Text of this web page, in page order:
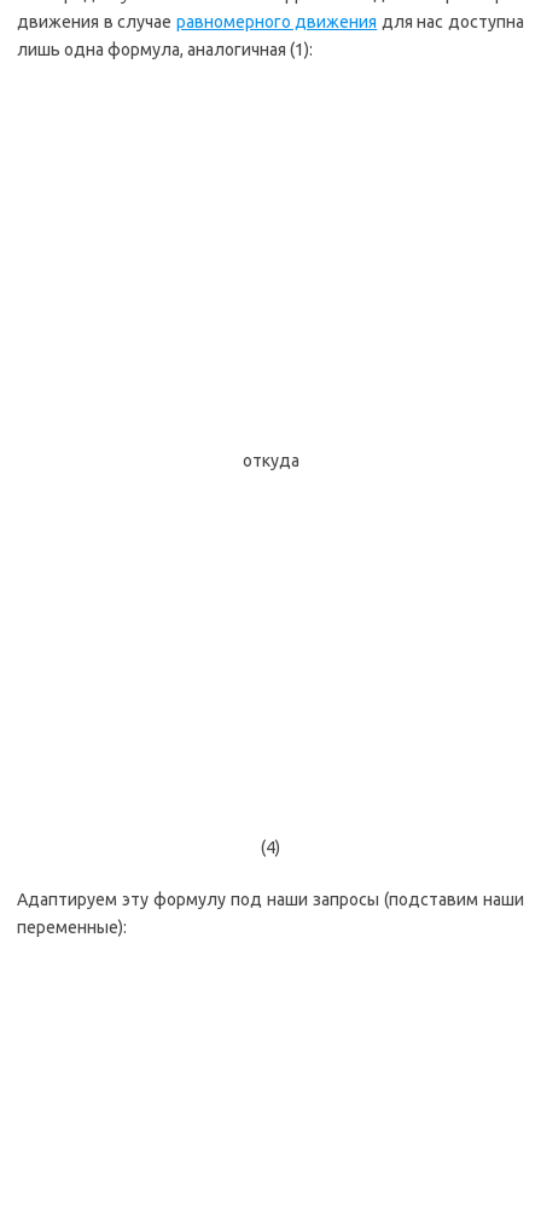
движения в случае равномерного движения для нас доступна
лишь одна формула, аналогичная (1):
откуда
(4)
Адаптируем эту формулу под наши запросы (подставим наши
переменные):